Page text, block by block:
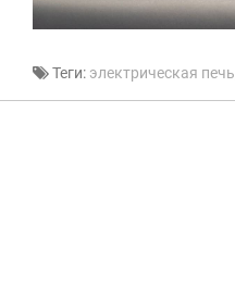
Теги: электрическая печь